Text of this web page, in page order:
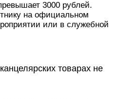
3000 рублей.
на официальном
или в служебной
товарах не